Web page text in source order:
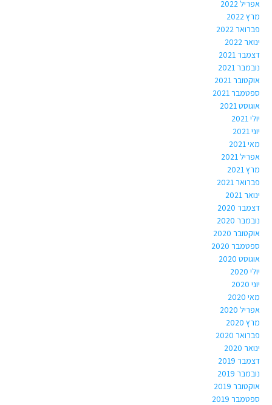
אפריל 2022
מרץ 2022
פברואר 2022
ינואר 2022
דצמבר 2021
נובמבר 2021
אוקטובר 2021
ספטמבר 2021
אוגוסט 2021
יולי 2021
יוני 2021
מאי 2021
אפריל 2021
מרץ 2021
פברואר 2021
ינואר 2021
דצמבר 2020
נובמבר 2020
אוקטובר 2020
ספטמבר 2020
אוגוסט 2020
יולי 2020
יוני 2020
מאי 2020
אפריל 2020
מרץ 2020
פברואר 2020
ינואר 2020
דצמבר 2019
נובמבר 2019
אוקטובר 2019
ספטמבר 2019